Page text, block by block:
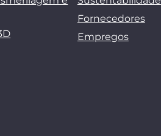
Fornecedores
Empregos